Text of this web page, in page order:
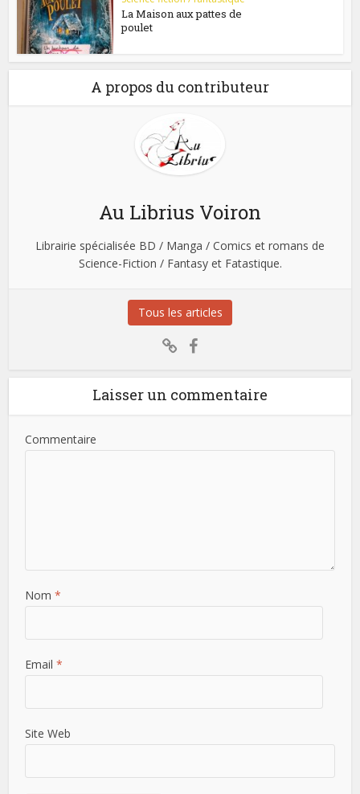
La Maison aux pattes de
poulet
A propos du contributeur
Au Librius Voiron
Librairie spécialisée BD / Manga / Comics et romans de
Science-Fiction / Fantasy et Fatastique.
Tous les articles
Laisser un commentaire
Commentaire
Nom *
Email *
Site Web